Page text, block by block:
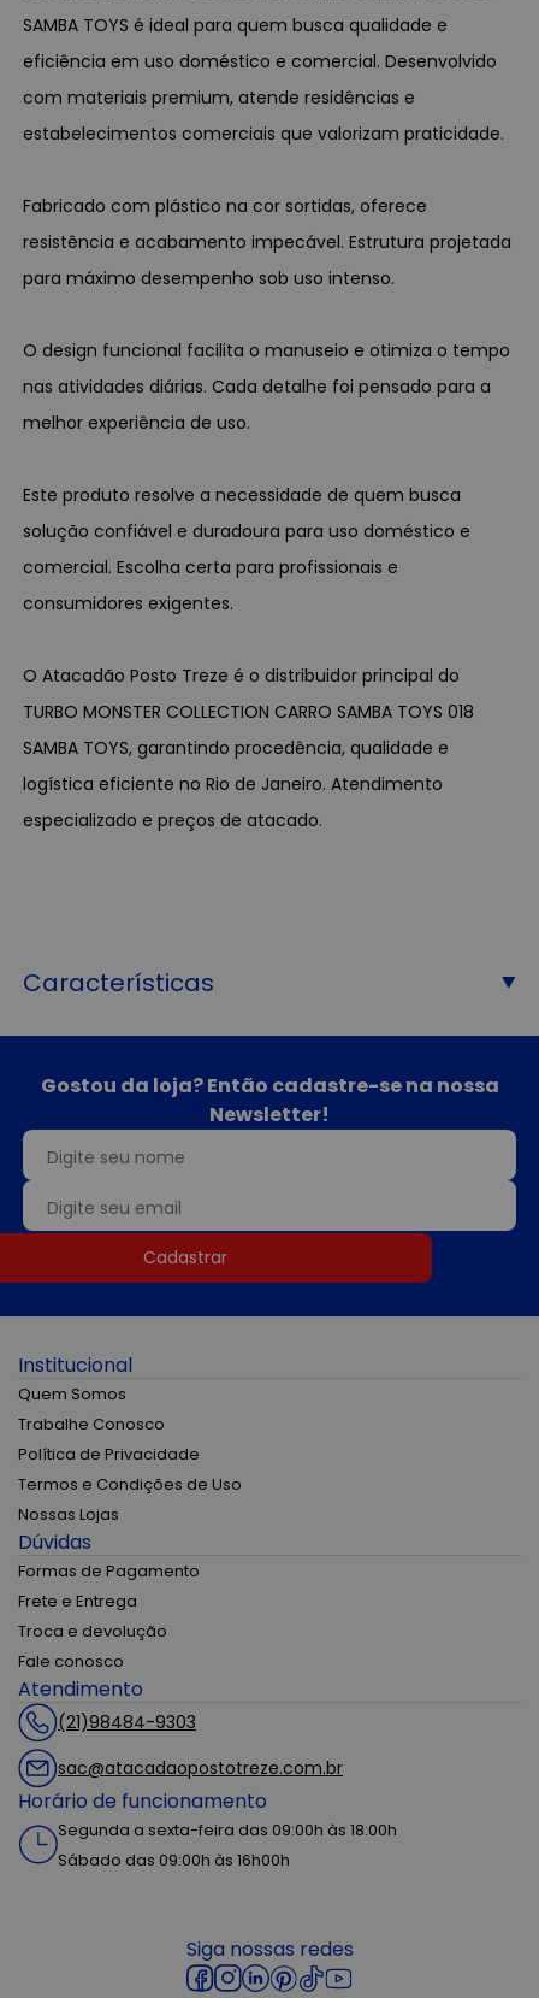
SAMBA TOYS é ideal para quem busca qualidade e
eficiência em uso doméstico e comercial. Desenvolvido
com materiais premium, atende residências e
estabelecimentos comerciais que valorizam praticidade.
Fabricado com plástico na cor sortidas, oferece
resistência e acabamento impecável. Estrutura projetada
para máximo desempenho sob uso intenso.
O design funcional facilita o manuseio e otimiza o tempo
nas atividades diárias. Cada detalhe foi pensado para a
melhor experiência de uso.
Este produto resolve a necessidade de quem busca
solução confiável e duradoura para uso doméstico e
comercial. Escolha certa para profissionais e
consumidores exigentes.
O Atacadão Posto Treze é o distribuidor principal do
TURBO MONSTER COLLECTION CARRO SAMBA TOYS 018
SAMBA TOYS, garantindo procedência, qualidade e
logística eficiente no Rio de Janeiro. Atendimento
especializado e preços de atacado.
Características
Gostou da loja? Então cadastre-se na nossa
Newsletter!
Cadastrar
Institucional
Quem Somos
Trabalhe Conosco
Política de Privacidade
Termos e Condições de Uso
Nossas Lojas
Dúvidas
Formas de Pagamento
Frete e Entrega
Troca e devolução
Fale conosco
Atendimento
(21)98484-9303
sac@atacadaopostotreze.com.br
Horário de funcionamento
Segunda a sexta-feira das 09:00h às 18:00h
Sábado das 09:00h às 16h00h
Siga nossas redes